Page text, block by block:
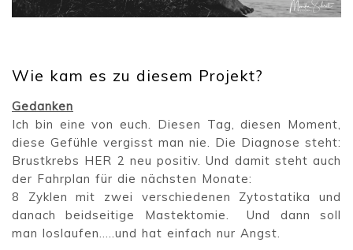
Wie kam es zu diesem Projekt?
Gedanken
Ich bin eine von euch. Diesen Tag, diesen Moment,
diese Gefühle vergisst man nie. Die Diagnose steht:
Brustkrebs HER 2 neu positiv. Und damit steht auch
der Fahrplan für die nächsten Monate:
8 Zyklen mit zwei verschiedenen Zytostatika und
danach beidseitige Mastektomie. Und dann soll
man loslaufen…..und hat einfach nur Angst.